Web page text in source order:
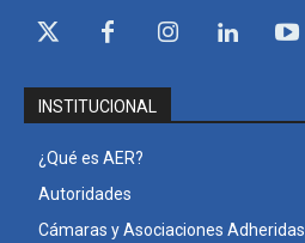
INSTITUCIONAL
¿Qué es AER?
Autoridades
Cámaras y Asociaciones Adheridas